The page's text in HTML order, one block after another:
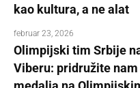
kao kultura, a ne alat
februar 23, 2026
Olimpijski tim Srbije
Viberu: pridružite nam